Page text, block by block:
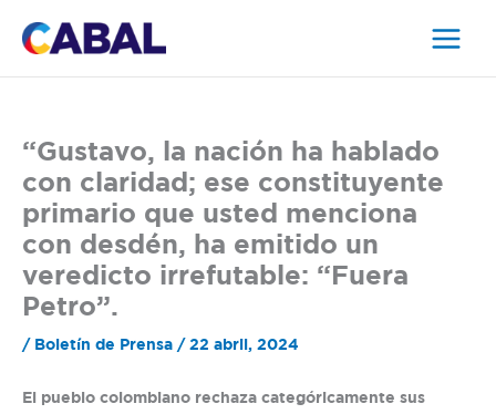
“Gustavo, la nación ha hablado
con claridad; ese constituyente
primario que usted menciona
con desdén, ha emitido un
veredicto irrefutable: “Fuera
Petro”.
/ Boletín de Prensa / 22 abril, 2024
El pueblo colombiano rechaza categóricamente sus